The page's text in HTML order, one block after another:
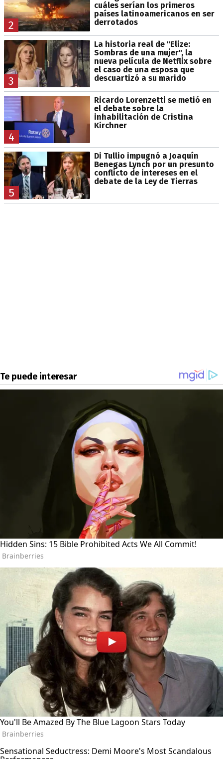
2
cuáles serían los primeros
países latinoamericanos en ser
derrotados
3
La historia real de "Elize:
Sombras de una mujer", la
nueva película de Netflix sobre
el caso de una esposa que
descuartizó a su marido
4
Ricardo Lorenzetti se metió en
el debate sobre la
inhabilitación de Cristina
Kirchner
5
Di Tullio impugnó a Joaquín
Benegas Lynch por un presunto
conflicto de intereses en el
debate de la Ley de Tierras